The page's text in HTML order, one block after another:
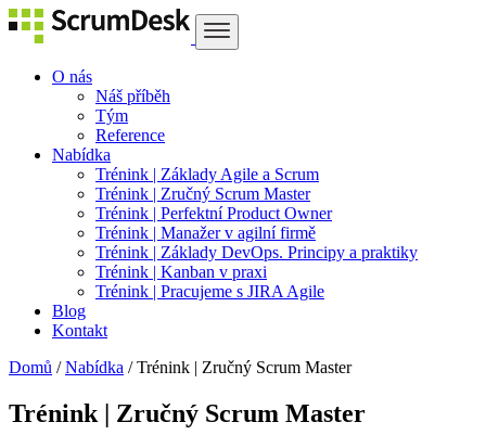
O nás
Náš příběh
Tým
Reference
Nabídka
Trénink | Základy Agile a Scrum
Trénink | Zručný Scrum Master
Trénink | Perfektní Product Owner
Trénink | Manažer v agilní firmě
Trénink | Základy DevOps. Principy a praktiky
Trénink | Kanban v praxi
Trénink | Pracujeme s JIRA Agile
Blog
Kontakt
Domů / Nabídka / Trénink | Zručný Scrum Master
Trénink | Zručný Scrum Master